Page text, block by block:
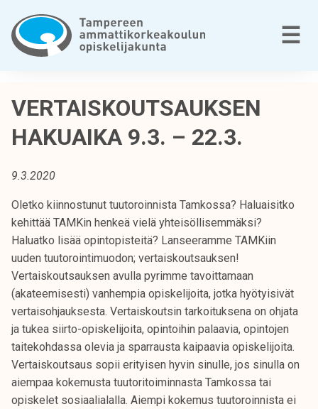
sisältöön
a
m
p
r
e
n
a
m
m
a
t
t
i
k
o
r
☰
VERTAISKOUTSAUKSEN
HAKUAIKA 9.3. – 22.3.
9.3.2020
Oletko kiinnostunut tuutoroinnista Tamkossa? Haluaisitko
kehittää TAMKin henkeä vielä yhteisöllisemmäksi?
Haluatko lisää opintopisteitä? Lanseeramme TAMKiin
uuden tuutorointimuodon; vertaiskoutsauksen!
Vertaiskoutsauksen avulla pyrimme tavoittamaan
(akateemisesti) vanhempia opiskelijoita, jotka hyötyisivät
vertaisohjauksesta. Vertaiskoutsin tarkoituksena on ohjata
ja tukea siirto-opiskelijoita, opintoihin palaavia, opintojen
taitekohdassa olevia ja sparrausta kaipaavia opiskelijoita.
Vertaiskoutsaus sopii erityisen hyvin sinulle, jos sinulla on
aiempaa kokemusta tuutoritoiminnasta Tamkossa tai
opiskelet sosiaalialalla. Aiempi kokemus tuutoroinnista ei